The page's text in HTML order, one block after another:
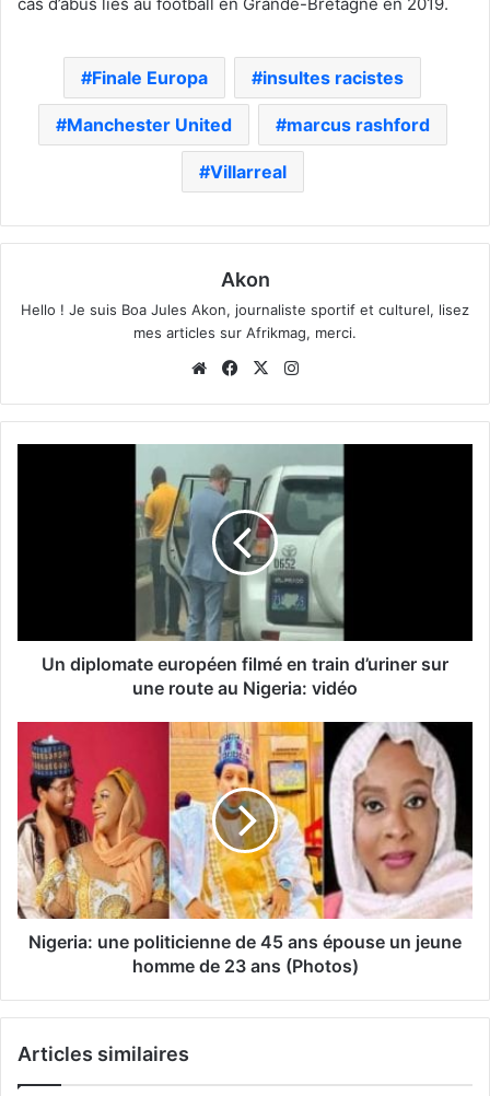
Finale Europa insultes racistes
Manchester United marcus rashford
Villarreal
Akon
Hello ! Je suis Boa Jules Akon, journaliste sportif et culturel, lisez
mes articles sur Afrikmag, merci.
WebsiteFacebook
X
Un diplomate européen filmé en train d’uriner sur
une route au Nigeria: vidéo
Nigeria: une politicienne de 45 ans épouse un jeune
homme de 23 ans (Photos)
Articles similaires